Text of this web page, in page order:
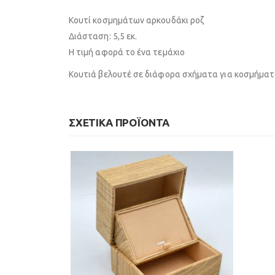
Κουτί κοσμημάτων αρκουδάκι ροζ
Διάσταση: 5,5 εκ.
Η τιμή αφορά το ένα τεμάχιο
Κουτιά βελουτέ σε διάφορα σχήματα για
ΣΧΕΤΙΚΆ ΠΡΟΪΌΝΤΑ